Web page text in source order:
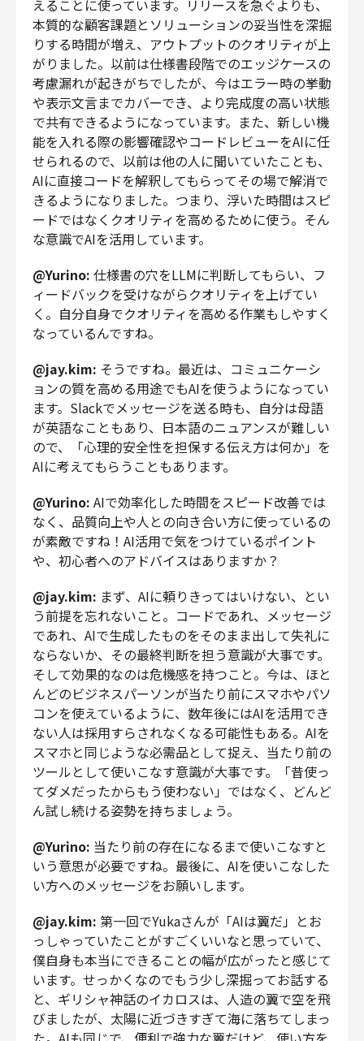
えることに使っています。リリースを急ぐよりも、
本質的な顧客課題とソリューションの妥当性を深掘
りする時間が増え、アウトプットのクオリティが上
がりました。以前は仕様書段階でのエッジケースの
考慮漏れが起きがちでしたが、今はエラー時の挙動
や表示文言までカバーでき、より完成度の高い状態
で共有できるようになっています。また、新しい機
能を入れる際の影響確認やコードレビューをAIに任
せられるので、以前は他の人に聞いていたことも、
AIに直接コードを解釈してもらってその場で解消で
きるようになりました。つまり、浮いた時間はスピ
ードではなくクオリティを高めるために使う。そん
な意識でAIを活用しています。
@Yurino: 仕様書の穴をLLMに判断してもらい、フ
ィードバックを受けながらクオリティを上げてい
く。自分自身でクオリティを高める作業もしやすく
なっているんですね。
@jay.kim: そうですね。最近は、コミュニケーシ
ョンの質を高める用途でもAIを使うようになってい
ます。Slackでメッセージを送る時も、自分は母語
が英語なこともあり、日本語のニュアンスが難しい
ので、「心理的安全性を担保する伝え方は何か」を
AIに考えてもらうこともあります。
@Yurino: AIで効率化した時間をスピード改善では
なく、品質向上や人との向き合い方に使っているの
が素敵ですね！AI活用で気をつけているポイント
や、初心者へのアドバイスはありますか？
@jay.kim: まず、AIに頼りきってはいけない、とい
う前提を忘れないこと。コードであれ、メッセージ
であれ、AIで生成したものをそのまま出して失礼に
ならないか、その最終判断を担う意識が大事です。
そして効果的なのは危機感を持つこと。今は、ほと
んどのビジネスパーソンが当たり前にスマホやパソ
コンを使えているように、数年後にはAIを活用でき
ない人は採用すらされなくなる可能性もある。AIを
スマホと同じような必需品として捉え、当たり前の
ツールとして使いこなす意識が大事です。「昔使っ
てダメだったからもう使わない」ではなく、どんど
ん試し続ける姿勢を持ちましょう。
@Yurino: 当たり前の存在になるまで使いこなすと
いう意思が必要ですね。最後に、AIを使いこなした
い方へのメッセージをお願いします。
@jay.kim: 第一回でYukaさんが「AIは翼だ」とお
っしゃっていたことがすごくいいなと思っていて、
僕自身も本当にできることの幅が広がったと感じて
います。せっかくなのでもう少し深掘ってお話する
と、ギリシャ神話のイカロスは、人造の翼で空を飛
びましたが、太陽に近づきすぎて海に落ちてしまっ